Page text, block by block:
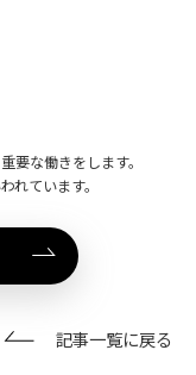
要な働きをします。
れています。
記事一覧に戻る